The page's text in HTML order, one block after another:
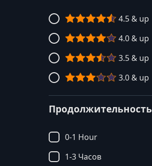
4.5 & up
4.0 & up
3.5 & up
3.0 & up
Продолжительность
0-1 Hour
1-3 Часов